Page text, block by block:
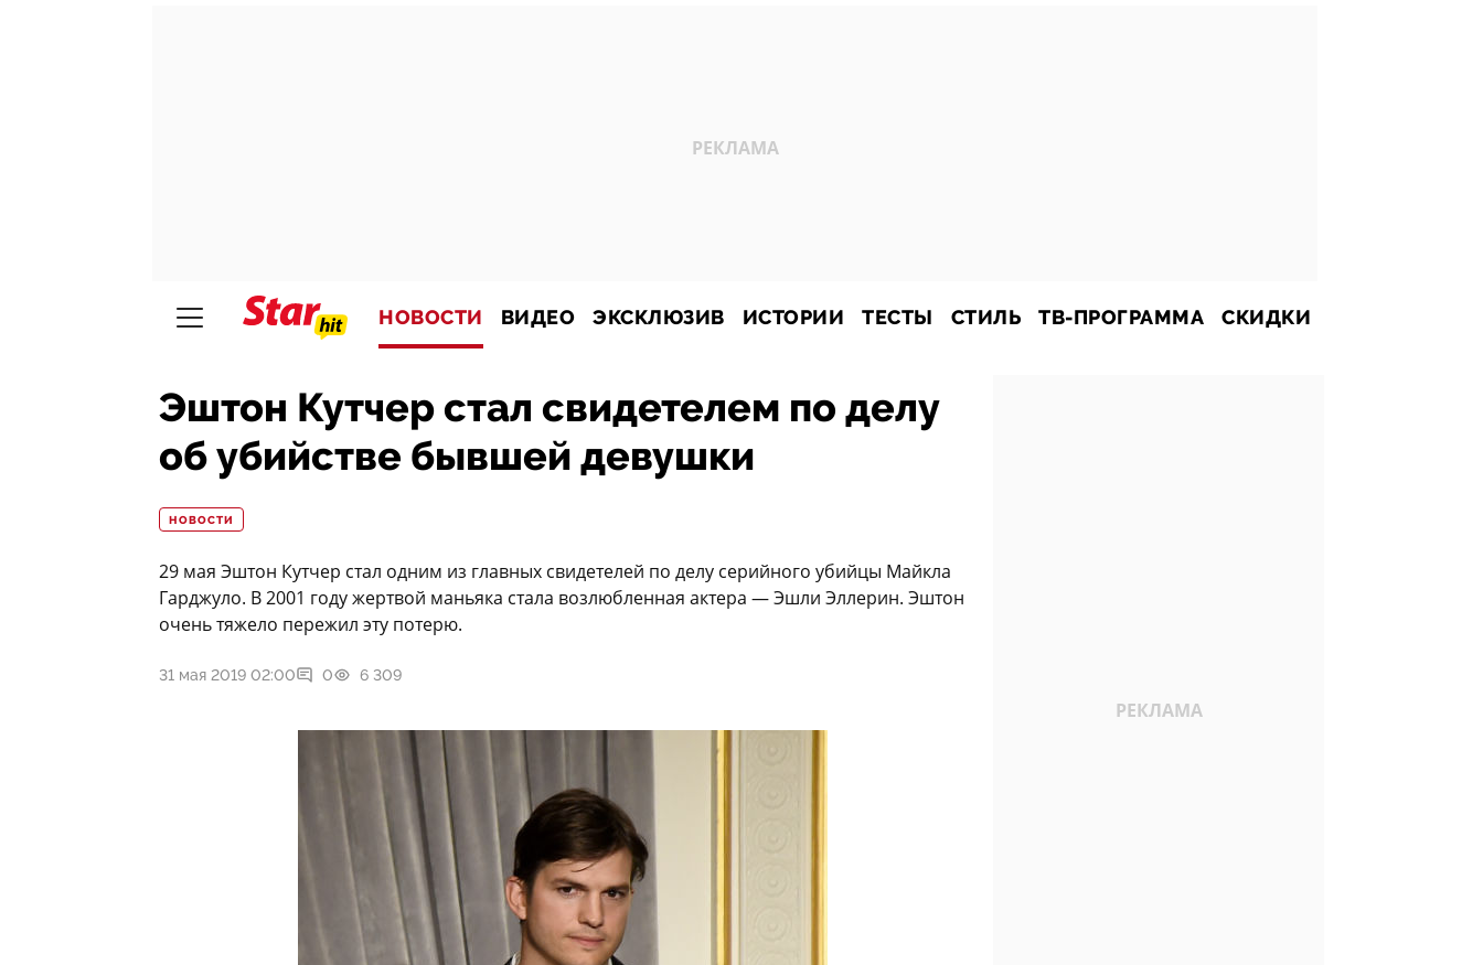
НОВОСТИ ВИДЕО ЭКСКЛЮЗИВ ИСТОРИИ ТЕСТЫ СТИЛЬ ТВ-ПРОГРАММА СКИДКИ
Эштон Кутчер стал свидетелем по делу
об убийстве бывшей девушки
НОВОСТИ
29 мая Эштон Кутчер стал одним из главных свидетелей по делу серийного убийцы Майкла
Гарджуло. В 2001 году жертвой маньяка стала возлюбленная актера — Эшли Эллерин. Эштон
очень тяжело пережил эту потерю.
31 мая 2019 02:00 0 6 309